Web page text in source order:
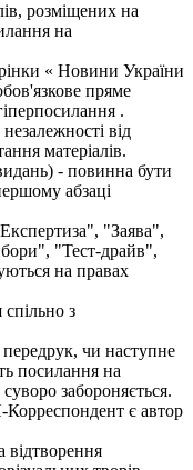
розміщених на
на
« Новини України
пряме
.
від
матеріалів.
- повинна бути
абзаці
"Заява",
"Тест-драйв",
на правах
з
передрук, чи наступне
посилання на
забороняється.
Корреспондент є автор
відтворення